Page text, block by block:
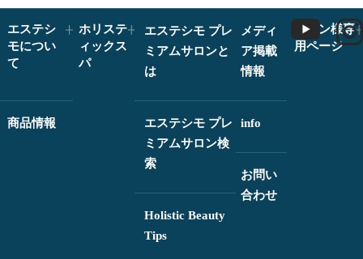
エステシ
モについ
て
商品情報
ホリステ
ィックス
パ
エステシモ プレ
ミアムサロンと
は
エステシモ プレ
ミアムサロン検
索
Holistic Beauty
Tips
メディ
ア掲載
情報
info
お問い
合わせ
サロン様専
用ページ